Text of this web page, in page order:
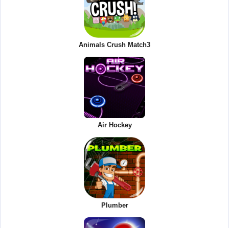
Animals Crush Match3
Air Hockey
Plumber